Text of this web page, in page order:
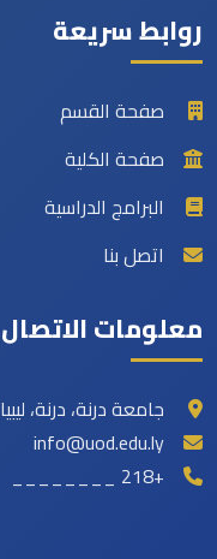
روابط سريعة
صفحة القسم
صفحة الكلية
البرامج الدراسية
اتصل بنا
معلومات الاتصال
جامعة درنة، درنة، ليبيا
info@uod.edu.ly
+218 ________